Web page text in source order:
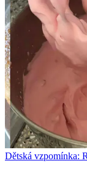
Dětská vzpomínka: